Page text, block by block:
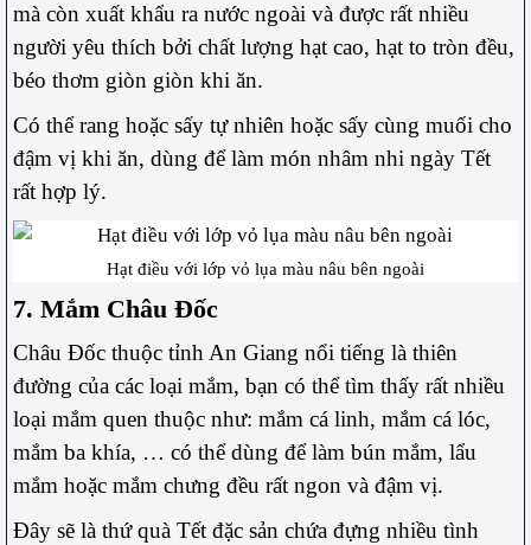
mà còn xuất khẩu ra nước ngoài và được rất nhiều
người yêu thích bởi chất lượng hạt cao, hạt to tròn đều,
béo thơm giòn giòn khi ăn.
Có thể rang hoặc sấy tự nhiên hoặc sấy cùng muối cho
đậm vị khi ăn, dùng để làm món nhâm nhi ngày Tết
rất hợp lý.
Hạt điều với lớp vỏ lụa màu nâu bên ngoài
7. Mắm Châu Đốc
Châu Đốc thuộc tỉnh An Giang nổi tiếng là thiên
đường của các loại mắm, bạn có thể tìm thấy rất nhiều
loại mắm quen thuộc như: mắm cá linh, mắm cá lóc,
mắm ba khía, … có thể dùng để làm bún mắm, lẩu
mắm hoặc mắm chưng đều rất ngon và đậm vị.
Đây sẽ là thứ quà Tết đặc sản chứa đựng nhiều tình